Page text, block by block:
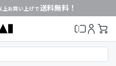
上お買い上げで送料無料！